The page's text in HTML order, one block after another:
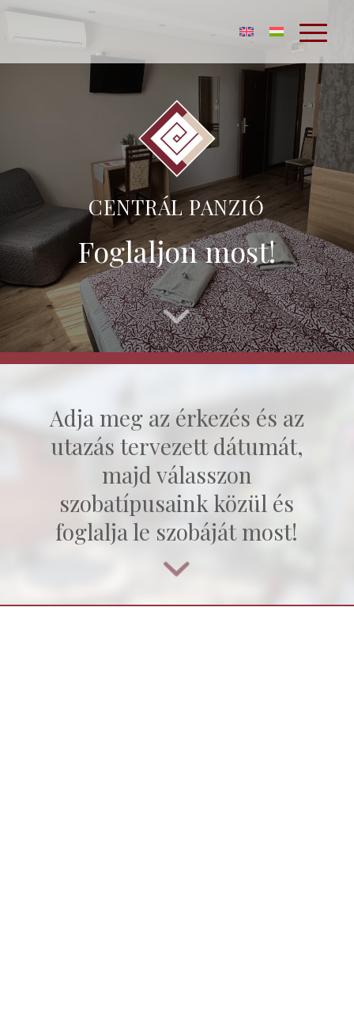
CENTRÁL PANZIÓ
Foglaljon most!
Adja meg az érkezés és az
utazás tervezett dátumát,
majd válasszon
szobatípusaink közül és
foglalja le szobáját most!